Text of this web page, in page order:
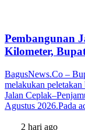
Pembangunan
Kilometer,
BagusNews.Co –
melakukan
Jalan
Agustus 2026.Pada
2 hari ago